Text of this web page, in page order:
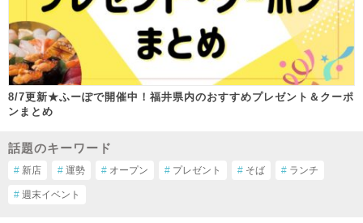
8/7更新★ふーぽで開催中！福井県内のおすすめプレゼント＆クーポ
ンまとめ
話題のキーワード
# 新店 # 運勢 # オープン # プレゼント # そば # ランチ
# 週末イベント